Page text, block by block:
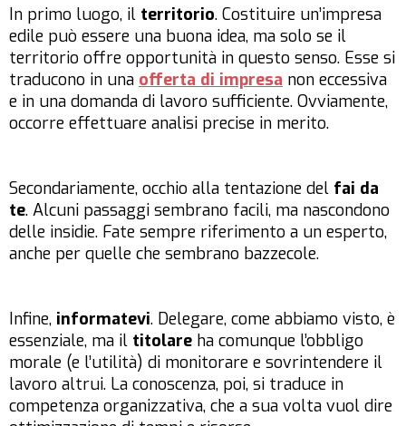
In primo luogo, il territorio. Costituire un’impresa
edile può essere una buona idea, ma solo se il
territorio offre opportunità in questo senso. Esse si
traducono in una offerta di impresa non eccessiva
e in una domanda di lavoro sufficiente. Ovviamente,
occorre effettuare analisi precise in merito.
Secondariamente, occhio alla tentazione del fai da
te. Alcuni passaggi sembrano facili, ma nascondono
delle insidie. Fate sempre riferimento a un esperto,
anche per quelle che sembrano bazzecole.
Infine, informatevi. Delegare, come abbiamo visto, è
essenziale, ma il titolare ha comunque l’obbligo
morale (e l’utilità) di monitorare e sovrintendere il
lavoro altrui. La conoscenza, poi, si traduce in
competenza organizzativa, che a sua volta vuol dire